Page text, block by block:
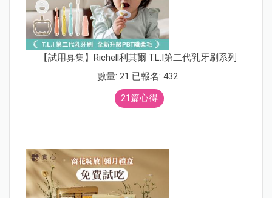
【試用募集】Richell利其爾 T.L.I第二代乳牙刷系列
數量: 21 已報名: 432
21篇心得